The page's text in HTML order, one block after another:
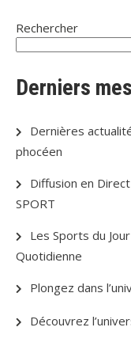
Rechercher
Derniers
Dernières
phocéen
Diffusion en
SPORT
Les Sports du
Quotidienne
Plongez dans
Découvrez